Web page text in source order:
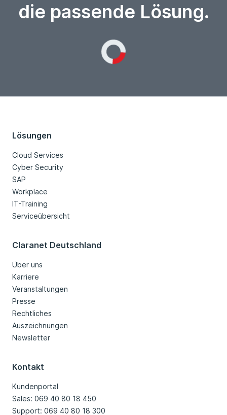
die passende Lösung.
Lösungen
Cloud Services
Cyber Security
SAP
Workplace
IT-Training
Serviceübersicht
Claranet Deutschland
Über uns
Karriere
Veranstaltungen
Presse
Rechtliches
Auszeichnungen
Newsletter
Kontakt
Kundenportal
Sales: 069 40 80 18 450
Support: 069 40 80 18 300